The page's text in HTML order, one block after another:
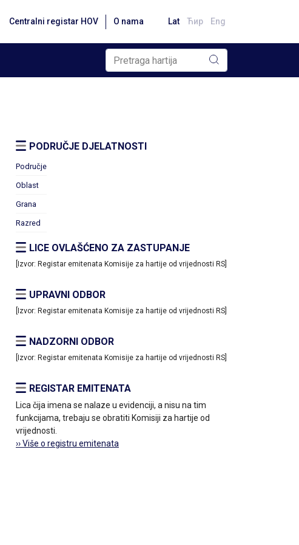
Centralni registar HOV O nama Lat Ћир Eng
PODRUČJE DJELATNOSTI
Područje
Oblast
Grana
Razred
LICE OVLAŠĆENO ZA ZASTUPANJE
[Izvor: Registar emitenata Komisije za hartije od vrijednosti RS]
UPRAVNI ODBOR
[Izvor: Registar emitenata Komisije za hartije od vrijednosti RS]
NADZORNI ODBOR
[Izvor: Registar emitenata Komisije za hartije od vrijednosti RS]
REGISTAR EMITENATA
Lica čija imena se nalaze u evidenciji, a nisu na tim
funkcijama, trebaju se obratiti Komisiji za hartije od
vrijednosti.
›› Više o registru emitenata